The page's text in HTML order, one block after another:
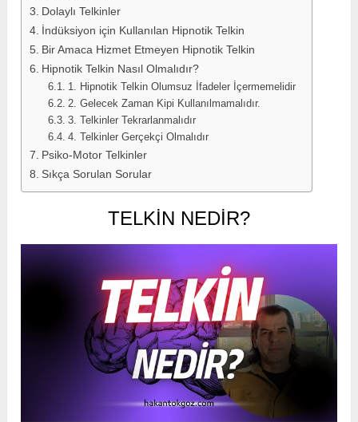
Dolaylı Telkinler
İndüksiyon için Kullanılan Hipnotik Telkin
Bir Amaca Hizmet Etmeyen Hipnotik Telkin
Hipnotik Telkin Nasıl Olmalıdır?
1. Hipnotik Telkin Olumsuz İfadeler İçermemelidir
2. Gelecek Zaman Kipi Kullanılmamalıdır.
3. Telkinler Tekrarlanmalıdır
4. Telkinler Gerçekçi Olmalıdır
Psiko-Motor Telkinler
Sıkça Sorulan Sorular
TELKIN NEDIR?